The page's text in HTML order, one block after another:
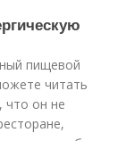
пищевой
читать
что он не